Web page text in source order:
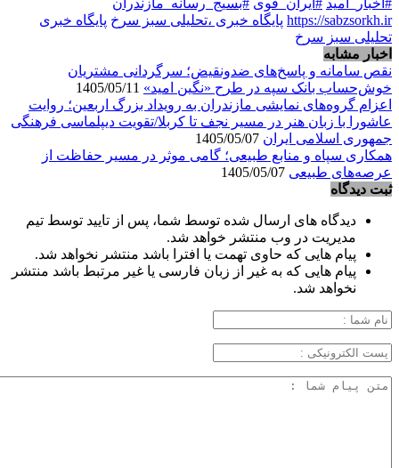
https://sabzsorkh.ir پایگاه خبری ،تحلیلی سبز سرخ پایگاه خبری
تحلیلی سبز سرخ
اخبار مشابه
نقص سامانه و پاسخ‌های ضدونقیض؛ سرگردانی مشتریان
خوش‌حساب بانک سپه در طرح «نگین امید»
اعزام گروه‌های نمایشی مازندران به رویداد بزرگ اربعین؛ روایت
عاشورا با زبان هنر در مسیر نجف تا کربلا/تقویت دیپلماسی فرهنگی
جمهوری اسلامی ایران
همکاری سپاه و منابع طبیعی؛ گامی موثر در مسیر حفاظت از
عرصه‌های طبیعی
ثبت دیدگاه
دیدگاه های ارسال شده توسط شما، پس از تایید توسط تیم
مدیریت در وب منتشر خواهد شد.
پیام هایی که حاوی تهمت یا افترا باشد منتشر نخواهد شد.
پیام هایی که به غیر از زبان فارسی یا غیر مرتبط باشد منتشر
نخواهد شد.